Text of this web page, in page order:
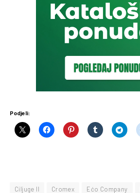
Podjeli:
Ciljuge II Cromex Ećo Company